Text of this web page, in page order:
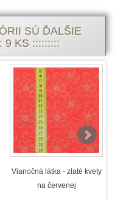
SÚ ĎALŠIE
9 KS :::::::::
Vianočná látka - zlaté kvety
na červenej